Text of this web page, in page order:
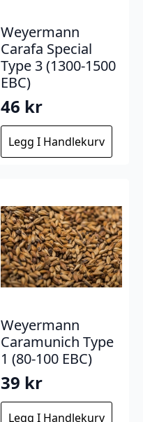
Weyermann
Carafa Special
Type 3 (1300-1500
EBC)
46 kr
Legg I Handlekurv
Weyermann
Caramunich Type
1 (80-100 EBC)
39 kr
Legg I Handlekurv